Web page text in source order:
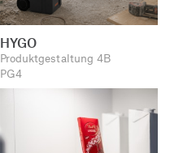
HYGO
Produktgestaltung 4B
PG4